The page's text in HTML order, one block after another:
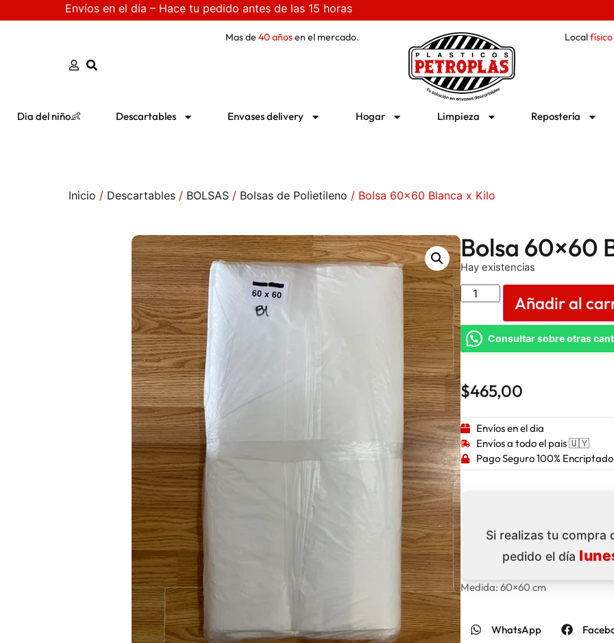
Envíos en el día – Hace tu pedido antes de las 15 horas
Mas de 40 añosen el mercado. Localfísico
Dia del niño👶 Descartables Envases delivery Hogar Limpieza Repostería
Inicio / Descartables / BOLSAS / Bolsas de Polietileno / Bolsa 60×60 Blanca x Kilo
Bolsa 60×60
Hay existencias
Añadir al
Consultar sobre otras
$465,00
Envíos en el dia
Envíos a todo el pais 🇺🇾
Pago Seguro 100% Encriptado
Si realizas tu compra
pedido el día
Medida: 60×60 cm
WhatsApp